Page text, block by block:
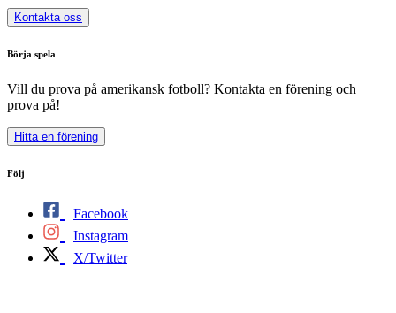
Kontakta oss
Börja spela
Vill du prova på amerikansk fotboll? Kontakta en förening och
prova på!
Hitta en förening
Följ
Facebook
Instagram
X/Twitter